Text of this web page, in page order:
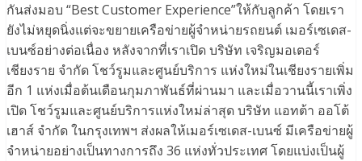
กันส่งมอบ “Best Customer Experience”ให้กับลูกค้า โดยเรา
ยังไม่หยุดนิ่งแต่จะขยายเครือข่ายผู้จำหน่ายรถยนต์ เมอร์เซเดส-
เบนซ์อย่างต่อเนื่อง หลังจากที่เราเปิด บริษัท เจริญมอเตอร์
เชียงราย จำกัด โชว์รูมและศูนย์บริการ แห่งใหม่ในเชียงรายเพิ่ม
อีก 1 แห่งเมื่อต้นเดือนกุมภาพันธ์ที่ผ่านมา และเมื่อวานนี้เราเพิ่ง
เปิด โชว์รูมและศูนย์บริการแห่งใหม่ล่าสุด บริษัท แอทต้า ออโต้
เฮาส์ จำกัด ในกรุงเทพฯ ส่งผลให้เมอร์เซเดส-เบนซ์ มีเครือข่ายผู้
จำหน่ายอย่างเป็นทางการถึง 36 แห่งทั่วประเทศ โดยแบ่งเป็นผู้